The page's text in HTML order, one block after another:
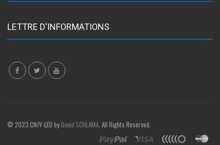
LETTRE D'INFORMATIONS
© 2023 CNJY-LED byDavid SCHLAMA . All Rights Reserved.